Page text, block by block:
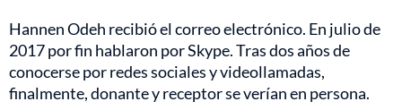
Hannen Odeh recibió el correo electrónico. En julio de
2017 por fin hablaron por Skype. Tras dos años de
conocerse por redes sociales y videollamadas,
finalmente, donante y receptor se verían en persona.